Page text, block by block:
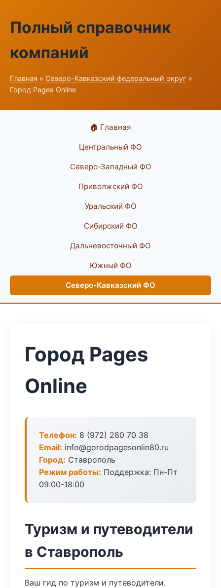
Полный справочник
компаний
Главная » Северо-Кавказский федеральный округ »
Город Pages Online
🏠 Главная
Центральный ФО
Северо-Западный ФО
Приволжский ФО
Уральский ФО
Сибирский ФО
Дальневосточный ФО
Южный ФО
Северо-Кавказский ФО
Город Pages
Online
Телефон: 8 (972) 280 70 38
Email: info@gorodpagesonlin80.ru
Город: Ставрополь
Режим работы: Поддержка: Пн-Пт
09:00-18:00
Туризм и путеводители
в Ставрополь
Ваш гид по туризм и путеводители.